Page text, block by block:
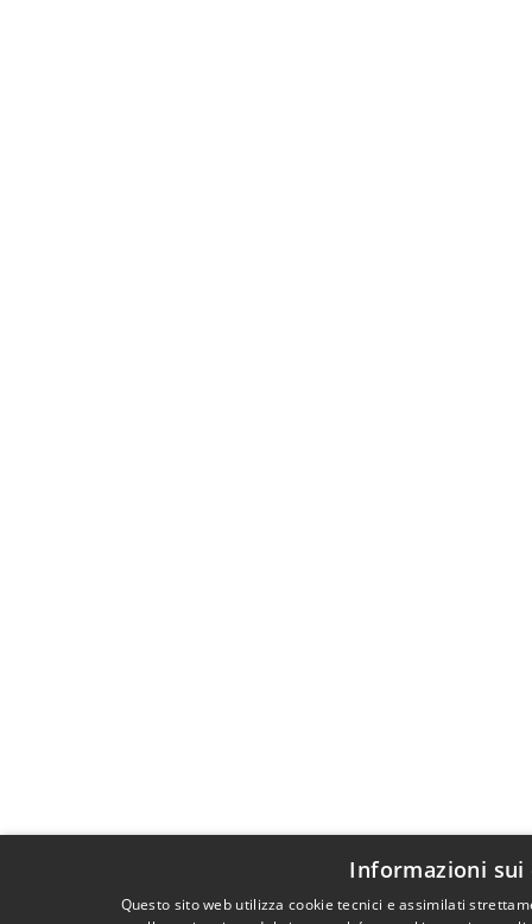
Informazioni sui
Questo sito web utilizza cookie tecnici e assimilati